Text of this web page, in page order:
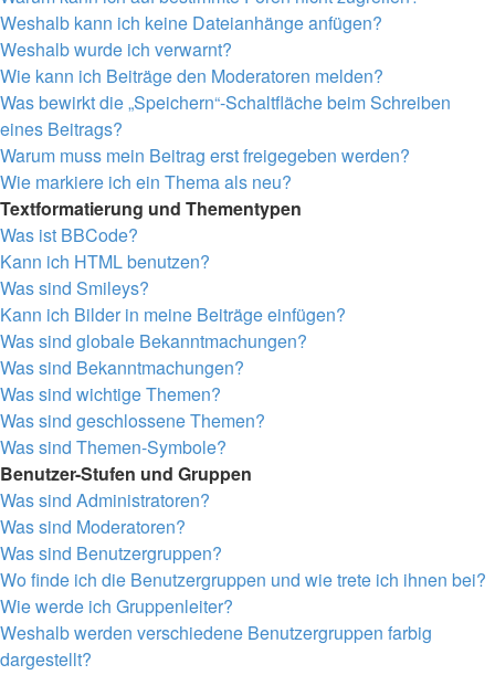
Weshalb kann ich keine Dateianhänge anfügen?
Weshalb wurde ich verwarnt?
Wie kann ich Beiträge den Moderatoren melden?
Was bewirkt die „Speichern“-Schaltfläche beim Schreiben
eines Beitrags?
Warum muss mein Beitrag erst freigegeben werden?
Wie markiere ich ein Thema als neu?
Textformatierung und Thementypen
Was ist BBCode?
Kann ich HTML benutzen?
Was sind Smileys?
Kann ich Bilder in meine Beiträge einfügen?
Was sind globale Bekanntmachungen?
Was sind Bekanntmachungen?
Was sind wichtige Themen?
Was sind geschlossene Themen?
Was sind Themen-Symbole?
Benutzer-Stufen und Gruppen
Was sind Administratoren?
Was sind Moderatoren?
Was sind Benutzergruppen?
Wo finde ich die Benutzergruppen und wie trete ich ihnen bei?
Wie werde ich Gruppenleiter?
Weshalb werden verschiedene Benutzergruppen farbig
dargestellt?